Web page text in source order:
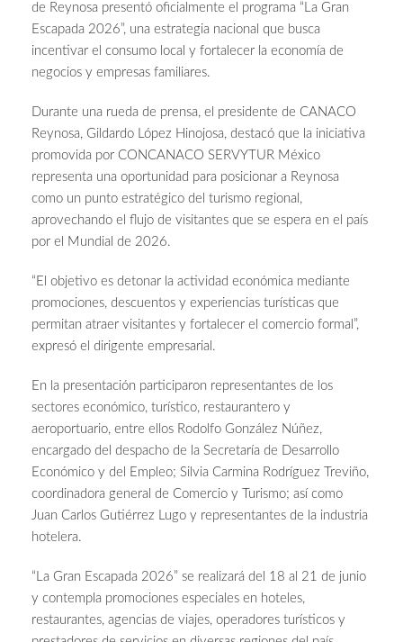
de Reynosa presentó oficialmente el programa “La Gran
Escapada 2026”, una estrategia nacional que busca
incentivar el consumo local y fortalecer la economía de
negocios y empresas familiares.
Durante una rueda de prensa, el presidente de CANACO
Reynosa, Gildardo López Hinojosa, destacó que la iniciativa
promovida por CONCANACO SERVYTUR México
representa una oportunidad para posicionar a Reynosa
como un punto estratégico del turismo regional,
aprovechando el flujo de visitantes que se espera en el país
por el Mundial de 2026.
“El objetivo es detonar la actividad económica mediante
promociones, descuentos y experiencias turísticas que
permitan atraer visitantes y fortalecer el comercio formal”,
expresó el dirigente empresarial.
En la presentación participaron representantes de los
sectores económico, turístico, restaurantero y
aeroportuario, entre ellos Rodolfo González Núñez,
encargado del despacho de la Secretaría de Desarrollo
Económico y del Empleo; Silvia Carmina Rodríguez Treviño,
coordinadora general de Comercio y Turismo; así como
Juan Carlos Gutiérrez Lugo y representantes de la industria
hotelera.
“La Gran Escapada 2026” se realizará del 18 al 21 de junio
y contempla promociones especiales en hoteles,
restaurantes, agencias de viajes, operadores turísticos y